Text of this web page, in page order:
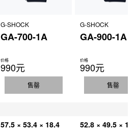
G-SHOCK
GA-700-1A
价格
990元
售罄
G-SHOCK
GA-900-1A
价格
990元
售罄
57.5 × 53.4 × 18.4
52.8 × 49.5 ×